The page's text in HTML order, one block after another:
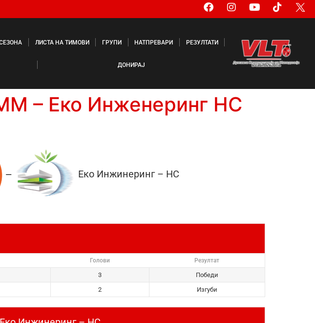
ЛИСТА НА ТИМОВИ ГРУПИ НАТПРЕВАРИ РЕЗУЛТАТИ
ДОНИРАЈ
– Еко Инженеринг НС
— Еко Инжинеринг – НС
Голови Резултат
3
Победи
2 Изгуби